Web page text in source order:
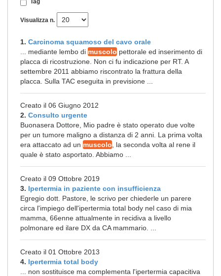
Tag
Visualizza n.
1. Carcinoma squamoso del cavo orale
... mediante lembo di muscolo pettorale ed inserimento di
placca di ricostruzione. Non ci fu indicazione per RT. A
settembre 2011 abbiamo riscontrato la frattura della
placca. Sulla TAC eseguita in previsione ...
Creato il 06 Giugno 2012
2. Consulto urgente
Buonasera Dottore, Mio padre è stato operato due volte
per un tumore maligno a distanza di 2 anni. La prima volta
era attaccato ad un muscolo , la seconda volta al rene il
quale è stato asportato. Abbiamo ...
Creato il 09 Ottobre 2019
3. Ipertermia in paziente con insufficienza
Egregio dott. Pastore, le scrivo per chiederle un parere
circa l'impiego dell'ipertermia total body nel caso di mia
mamma, 66enne attualmente in recidiva a livello
polmonare ed ilare DX da CA mammario. ...
Creato il 01 Ottobre 2013
4. Ipertermia total body
... non sostituisce ma complementa l'ipertermia capacitiva